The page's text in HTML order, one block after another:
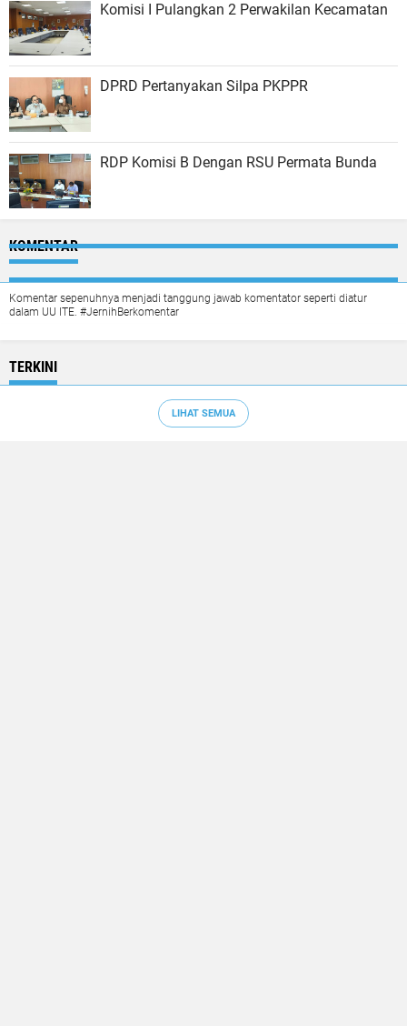
Komisi I Pulangkan 2 Perwakilan Kecamatan
DPRD Pertanyakan Silpa PKPPR
RDP Komisi B Dengan RSU Permata Bunda
KOMENTAR
Komentar sepenuhnya menjadi tanggung jawab komentator seperti diatur
dalam UU ITE. #JernihBerkomentar
TERKINI
LIHAT SEMUA